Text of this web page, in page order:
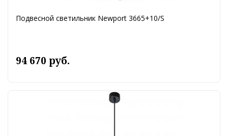
Подвесной светильник Newport 3665+10/S
94 670 руб.